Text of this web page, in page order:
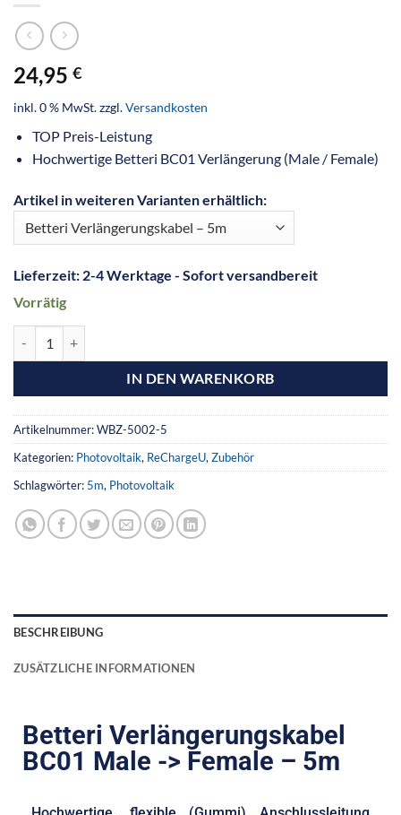
24,95 €
inkl. 0 % MwSt.zzgl.Versandkosten
TOP Preis-Leistung
Hochwertige Betteri BC01 Verlängerung (Male / Female)
Artikel in weiteren Varianten erhältlich:
Lieferzeit: 2-4 Werktage - Sofort versandbereit
Vorrätig
IN DEN WARENKORB
Artikelnummer:WBZ-5002-5
Kategorien: Photovoltaik, ReChargeU, Zubehör
Schlagwörter: 5m, Photovoltaik
BESCHREIBUNG
ZUSÄTZLICHE INFORMATIONEN
Betteri Verlängerungskabel
BC01 Male -> Female – 5m